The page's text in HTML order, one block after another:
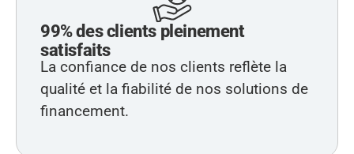
99% des clients pleinement
satisfaits
La confiance de nos clients reflète la
qualité et la fiabilité de nos solutions de
financement.